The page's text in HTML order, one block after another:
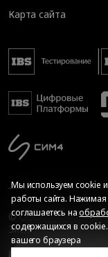
Карта сайта
© Общество с
Экспертиза», 2026.
Сопровождение сайта
Мы используем cookie
работы сайта. Нажимая
соглашаетесь на
содержащихся в
вашего браузера